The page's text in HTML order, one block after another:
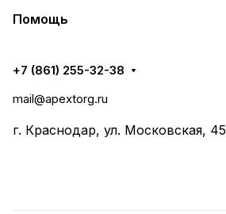
Помощь
+7 (861) 255-32-38
mail@apextorg.ru
г. Краснодар, ул. Московская, 45